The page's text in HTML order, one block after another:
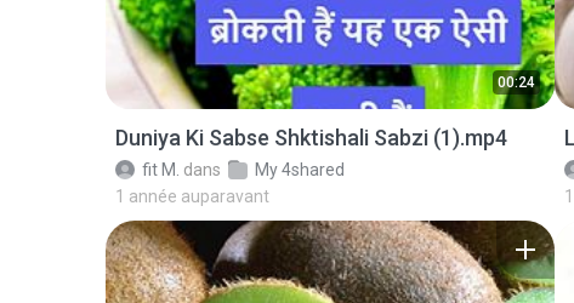
00:24
Duniya Ki Sabse Shktishali Sabzi (1).mp4
fit M. dans
My 4shared
1 année auparavant